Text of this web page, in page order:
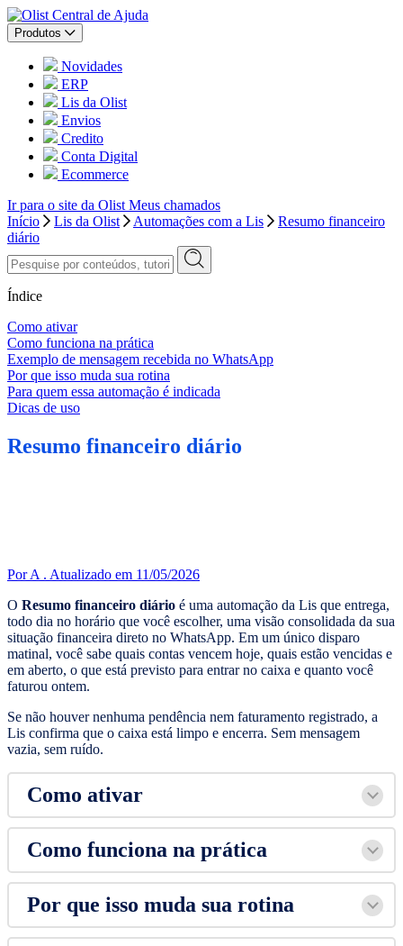
Central de Ajuda
Produtos
Novidades
ERP
Lis da Olist
Envios
Credito
Conta Digital
Ecommerce
Ir para o site da Olist Meus chamados
Início
Lis da Olist Automações com a Lis
Resumo financeiro
diário
Índice
Como ativar
Como funciona na prática
Exemplo de mensagem recebida no WhatsApp
Por que isso muda sua rotina
Para quem essa automação é indicada
Dicas de uso
Resumo financeiro diário
Por A . Atualizado em 11/05/2026
O Resumo financeiro diário é uma automação da Lis que entrega,
todo dia no horário que você escolher, uma visão consolidada da sua
situação financeira direto no WhatsApp. Em um único disparo
matinal, você sabe quais contas vencem hoje, quais estão vencidas e
em aberto, o que está previsto para entrar no caixa e quanto você
faturou ontem.
Se não houver nenhuma pendência nem faturamento registrado, a
Lis confirma que o caixa está limpo e encerra. Sem mensagem
vazia, sem ruído.
Como ativar
Como funciona na prática
Por que isso muda sua rotina